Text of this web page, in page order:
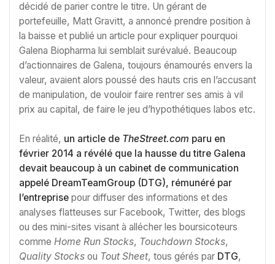
décidé de parier contre le titre. Un gérant de
portefeuille, Matt Gravitt, a annoncé prendre position à
la baisse et publié un article pour expliquer pourquoi
Galena Biopharma lui semblait surévalué. Beaucoup
d’actionnaires de Galena, toujours énamourés envers la
valeur, avaient alors poussé des hauts cris en l’accusant
de manipulation, de vouloir faire rentrer ses amis à vil
prix au capital, de faire le jeu d’hypothétiques labos etc.
En réalité, un article de TheStreet.com paru en
février 2014 a révélé que la hausse du titre Galena
devait beaucoup à un cabinet de communication
appelé DreamTeamGroup (DTG), rémunéré par
l’entreprise pour diffuser des informations et des
analyses flatteuses sur Facebook, Twitter, des blogs
ou des mini-sites visant à allécher les boursicoteurs
comme Home Run Stocks, Touchdown Stocks,
Quality Stocks ou Tout Sheet, tous gérés par DTG,